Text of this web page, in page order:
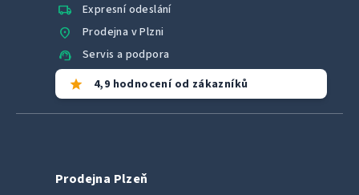
local_shipping Expresní odeslání
location_on Prodejna v Plzni
support_agent Servis a podpora
star 4,9 hodnocení od zákazníků
Prodejna Plzeň